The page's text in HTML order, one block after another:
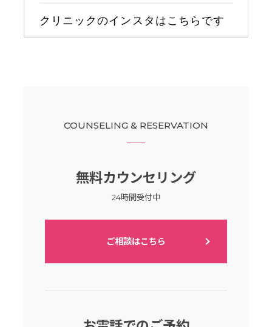
COUNSELING & RESERVATION
無料カウンセリング
24時間受付中
ご相談はこちら